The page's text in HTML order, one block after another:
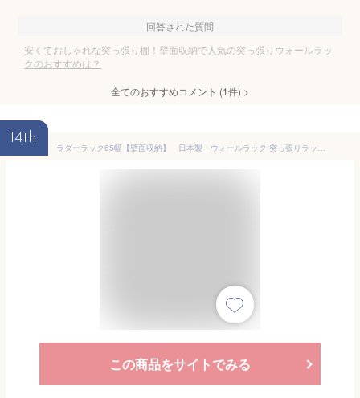
回答された質問
安くておしゃれな突っ張り棚！壁面収納で人気の突っ張りウォールラッ
クのおすすめは？
全てのおすすめコメント (1件) >
14th
ラダーラック65幅【壁面収納】 日本製 ウォールラック 突っ張りラック薄型 パーテーション間仕切り nj-0014 【送料無料】（衝立、スクリーン、シェルフ）（楽天ランキング受賞・リビング壁面収納・システム収納 金属5位、2020/2/12デイリー）
この商品をサイトでみる